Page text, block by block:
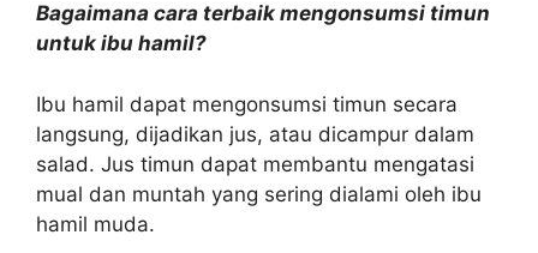
Bagaimana cara terbaik mengonsumsi timun
untuk ibu hamil?
Ibu hamil dapat mengonsumsi timun secara
langsung, dijadikan jus, atau dicampur dalam
salad. Jus timun dapat membantu mengatasi
mual dan muntah yang sering dialami oleh ibu
hamil muda.